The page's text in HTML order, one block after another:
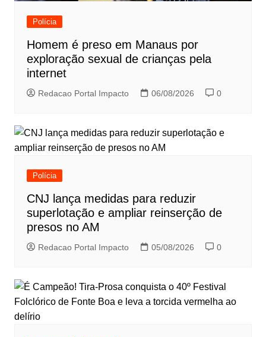
Polícia
Homem é preso em Manaus por
exploração sexual de crianças pela
internet
Redacao Portal Impacto 06/08/2026 0
Polícia
CNJ lança medidas para reduzir
superlotação e ampliar reinserção de
presos no AM
Redacao Portal Impacto 05/08/2026 0